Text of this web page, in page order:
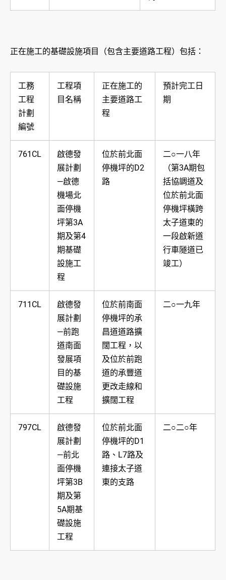
正在施工的基礎設施項目（包含主要道路工程）包括：
工務
工程
計劃
編號
工程項
目名稱
正在施工的
主要道路工
程
預計完工日
期
761CL
啟德發
展計劃
—啟德
機場北
面停機
坪第3A
期及第4
期基礎
設施工
程
位於前北面
停機坪的D2
路
二○一八年
（第3A期包
括協調道及
位於前北面
停機坪橫跨
太子道東的
一段啟新道
行車隧道已
竣工）
711CL
啟德發
展計劃
—前跑
道南面
發展項
目的基
礎設施
工程
位於前南面
停機坪的承
昌道道路擴
闊工程，以
及位於前跑
道的承豐道
更改走線和
擴闊工程
二○一九年
797CL
啟德發
展計劃
—前北
面停機
坪第3B
期及第
5A期基
礎設施
工程
位於前北面
停機坪的D1
路、L7路及
連接太子道
東的支路
二○二○年